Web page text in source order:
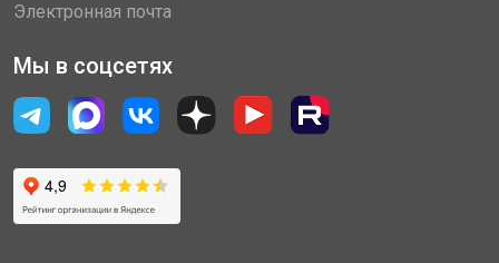
Электронная почта
Мы в соцсетях